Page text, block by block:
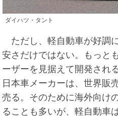
ダイハツ・タント
ただし、軽自動車が好調
安さだけではない。もっと
ーザーを見据えて開発され
日本車メーカーは、世界販
売る。そのために海外向け
ることも多いが、軽自動車